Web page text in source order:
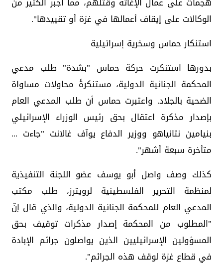
الوكالات على إيقاف أعمالها في غزة أو تقييدها".
استنكار حماس وسخرية إسرائيلية
بدورها استنكرت حركة حماس "بشدة" طلب مدعي
المحكمة الجنائية الدولية، مستنكرةً محاولات مساواة
الضحية بالجلاد. واعتبرت حماس أن طلب المدعي العام
بإصدار مذكرة اعتقال بحق رئيس الوزراء الإسرائيلي
بنيامين نتانياهو ووزير الدفاع يوآف غالانت "جاءت ...
متأخرة سبعة أشهر".
كذلك وصف واصل أبو يوسف عضو اللجنة التنفيذية
لمنظمة التحرير الفلسطينية لرويترز، طلب مكتب
المدعي العام للمحكمة الجنائية الدولية، والذي قال إنّ
"المطلوب من المحكمة إصدار مذكرات توقيف بحق
المسؤولين الإسرائيليين الذين يواصلون جرائم الإبادة
في قطاع غزة لوقف هذه الجرائم".